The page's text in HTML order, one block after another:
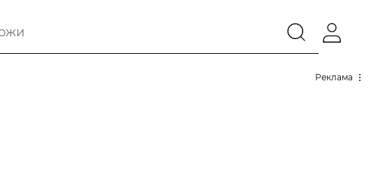
Реклама